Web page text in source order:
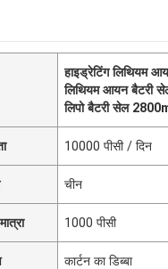
हाइड्रेटिंग लिथियम
लिथियम आयन बैटरी
लिपो बैटरी सेल
10000 पीसी / दिन
चीन
1000 पीसी
कार्टन का डिब्बा